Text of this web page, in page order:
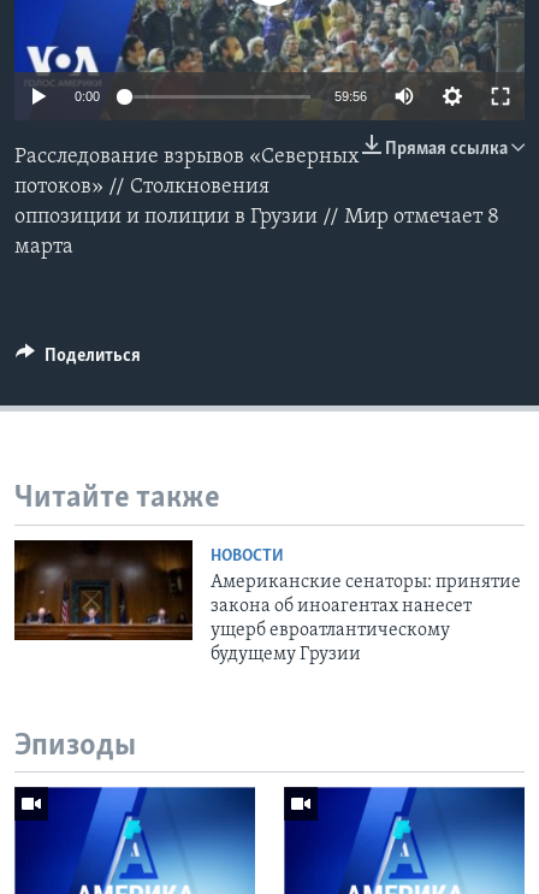
Learning English
СОЦИАЛЬНЫЕ СЕТИ
Языки
0:00 59:56
Прямая ссылка
Расследование взрывов «Северных
потоков» // Столкновения
оппозиции и полиции в Грузии // Мир отмечает 8
марта
Поделиться
Читайте также
НОВОСТИ
Американские сенаторы: принятие
закона об иноагентах нанесет
ущерб евроатлантическому
будущему Грузии
Эпизоды